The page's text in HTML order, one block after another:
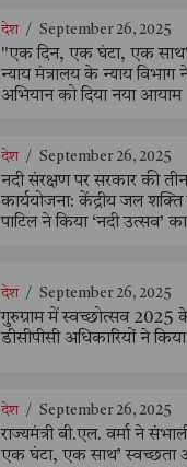
देश / September 26, 2025
"एक दिन, एक घंटा, एक
न्याय मंत्रालय के न्याय विभाग
अभियान को दिया नया आयाम
देश / September 26, 2025
नदी संरक्षण पर सरकार की
कार्ययोजना: केंद्रीय जल शक्ति
पाटिल ने किया ‘नदी उत्सव’
देश / September 26, 2025
गुरुग्राम में स्वच्छोत्सव 2025
डीसीपीसी अधिकारियों ने
देश / September 26, 2025
राज्यमंत्री बी.एल. वर्मा ने
एक घंटा, एक साथ’ स्वच्छता